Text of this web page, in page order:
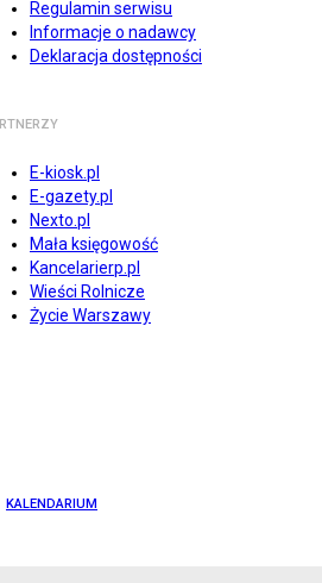
Regulamin serwisu
Informacje o nadawcy
Deklaracja dostępności
E-kiosk.pl
E-gazety.pl
Nexto.pl
Mała księgowość
Kancelarierp.pl
Wieści Rolnicze
Życie Warszawy
KALENDARIUM